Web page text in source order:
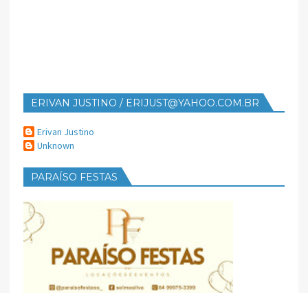
ERIVAN JUSTINO / ERIJUST@YAHOO.COM.BR
Erivan Justino
Unknown
PARAÍSO FESTAS